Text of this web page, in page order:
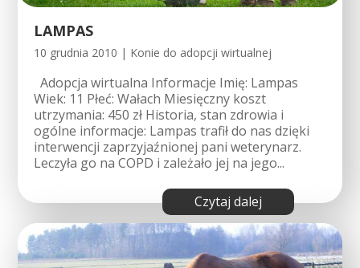
LAMPAS
10 grudnia 2010 | Konie do adopcji wirtualnej
Adopcja wirtualna Informacje Imię: Lampas
Wiek: 11 Płeć: Wałach Miesięczny koszt
utrzymania: 450 zł Historia, stan zdrowia i
ogólne informacje: Lampas trafił do nas dzięki
interwencji zaprzyjaźnionej pani weterynarz.
Leczyła go na COPD i zależało jej na jego...
czytaj dalej